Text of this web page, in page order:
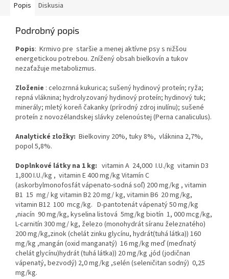
Popis Diskusia
Podrobný popis
Popis: Krmivo pre staršie a menej aktívne psy s nižšou
energetickou potrebou. Znížený obsah bielkovín a tukov
nezaťažuje metabolizmus.
Zloženie : celozrnná kukurica; sušený hydinový proteín; ryža;
repná vláknina; hydrolyzovaný hydinový proteín; hydinový tuk;
minerály; mletý koreň čakanky (prírodný zdroj inulínu); sušené
proteín z novozélandskej slávky zelenoústej (Perna canaliculus).
Analytické zložky: Bielkoviny 20%, tuky 8%, vláknina 2,7%,
popol 5,8%.
Doplnkové látky na 1 kg: vitamin A 24,000 I.U./kg vitamin D3
1,800 I.U./kg , vitamin E 400 mg/kg Vitamín C
(askorbylmonofosfát vápenato-sodná soľ) 200 mg/kg , vitamin
B1 15 mg/ kg vitamin B2 20 mg/ kg, vitamin B6 20 mg/kg,
vitamin B12 100 mcg/kg. D-pantotenát vápenatý 50 mg/kg
,niacín 90 mg/kg, kyselina listová 5mg/kg biotín 1, 000 mcg/kg,
L-carnitín 300 mg/ kg, železo (monohydrát síranu železnatého)
200 mg/kg,zinok (chelát zinku glycínu, hydrát(tuhá látka)) 160
mg/kg ,mangán (oxid manganatý) 16 mg/kg meď (meďnatý
chelát glycínu)hydrát (tuhá látka)) 20 mg/kg ,jód (jodičnan
vápenatý, bezvodý) 2,0 mg/kg ,selén (seleničitan sodný) 0,25
mg/kg.